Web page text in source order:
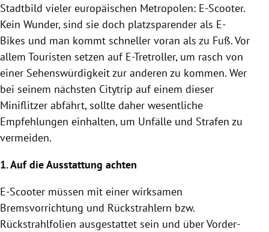
Stadtbild vieler europäischen Metropolen: E-Scooter.
Kein Wunder, sind sie doch platzsparender als E-
Bikes und man kommt schneller voran als zu Fuß.Vor
allem Touristen setzen auf E-Tretroller, um rasch von
einer Sehenswürdigkeit zur anderen zu kommen. Wer
bei seinem nächsten Citytrip auf einem dieser
Miniflitzer abfährt, sollte daher wesentliche
Empfehlungen einhalten, um Unfälle und Strafen zu
vermeiden.
1. Auf die Ausstattung achten
E-Scooter müssen mit einer wirksamen
Bremsvorrichtung und Rückstrahlern bzw.
Rückstrahlfolien ausgestattet sein und über Vorder-